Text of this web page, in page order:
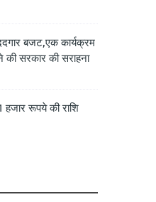
बजट,एक कार्यक्रम
की सरकार की सराहना
हजार रूपये की राशि